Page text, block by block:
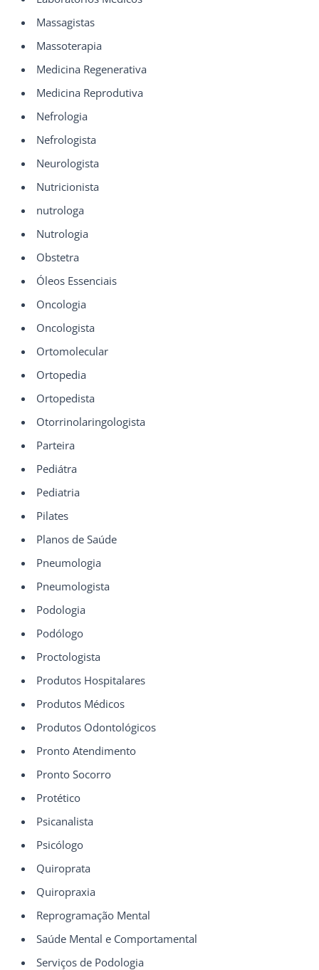
Massagistas
Massoterapia
Medicina Regenerativa
Medicina Reprodutiva
Nefrologia
Nefrologista
Neurologista
Nutricionista
nutrologa
Nutrologia
Obstetra
Óleos Essenciais
Oncologia
Oncologista
Ortomolecular
Ortopedia
Ortopedista
Otorrinolaringologista
Parteira
Pediátra
Pediatria
Pilates
Planos de Saúde
Pneumologia
Pneumologista
Podologia
Podólogo
Proctologista
Produtos Hospitalares
Produtos Médicos
Produtos Odontológicos
Pronto Atendimento
Pronto Socorro
Protético
Psicanalista
Psicólogo
Quiroprata
Quiropraxia
Reprogramação Mental
Saúde Mental e Comportamental
Serviços de Podologia